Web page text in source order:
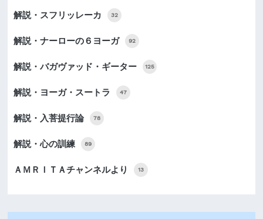
解説・スフリッレーカ 32
解説・ナーローの６ヨーガ 92
解説・バガヴァッド・ギーター 125
解説・ヨーガ・スートラ 47
解説・入菩提行論 78
解説・心の訓練 89
ＡＭＲＩＴＡチャンネルより 13